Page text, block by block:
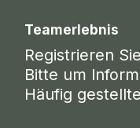
Teamerlebnis
Registrieren
Bitte um
Häufig